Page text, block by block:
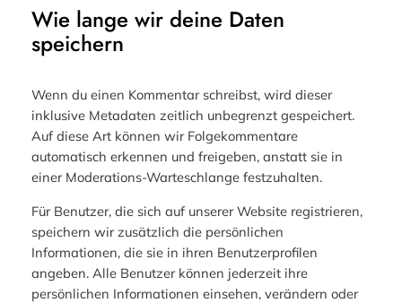
Wie lange wir deine Daten
speichern
Wenn du einen Kommentar schreibst, wird dieser
inklusive Metadaten zeitlich unbegrenzt gespeichert.
Auf diese Art können wir Folgekommentare
automatisch erkennen und freigeben, anstatt sie in
einer Moderations-Warteschlange festzuhalten.
Für Benutzer, die sich auf unserer Website registrieren,
speichern wir zusätzlich die persönlichen
Informationen, die sie in ihren Benutzerprofilen
angeben. Alle Benutzer können jederzeit ihre
persönlichen Informationen einsehen, verändern oder